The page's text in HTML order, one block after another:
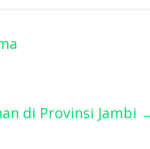
di Provinsi Jambi